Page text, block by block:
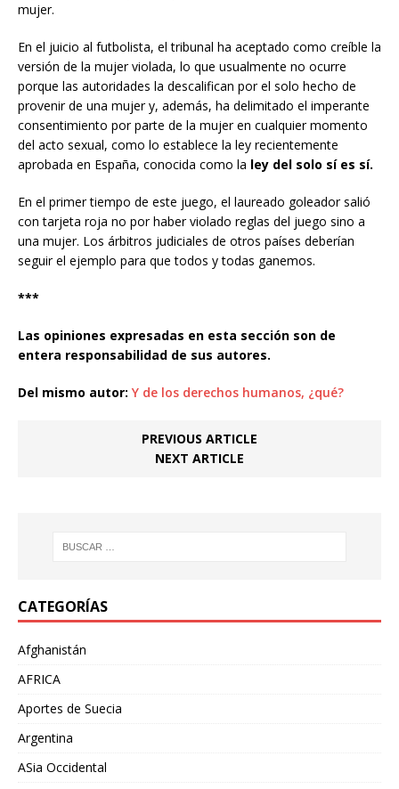
mujer.
En el juicio al futbolista, el tribunal ha aceptado como creíble la
versión de la mujer violada, lo que usualmente no ocurre
porque las autoridades la descalifican por el solo hecho de
provenir de una mujer y, además, ha delimitado el imperante
consentimiento por parte de la mujer en cualquier momento
del acto sexual, como lo establece la ley recientemente
aprobada en España, conocida como la ley del solo sí es sí.
En el primer tiempo de este juego, el laureado goleador salió
con tarjeta roja no por haber violado reglas del juego sino a
una mujer. Los árbitros judiciales de otros países deberían
seguir el ejemplo para que todos y todas ganemos.
***
Las opiniones expresadas en esta sección son de
entera responsabilidad de sus autores.
Del mismo autor: Y de los derechos humanos, ¿qué?
PREVIOUS ARTICLE
NEXT ARTICLE
CATEGORÍAS
Afghanistán
AFRICA
Aportes de Suecia
Argentina
ASia Occidental